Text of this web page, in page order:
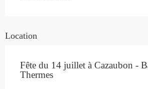
Location
Fête du 14 juillet à Cazaubon -
Thermes